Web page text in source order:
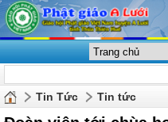
Tin Tức Tin tức